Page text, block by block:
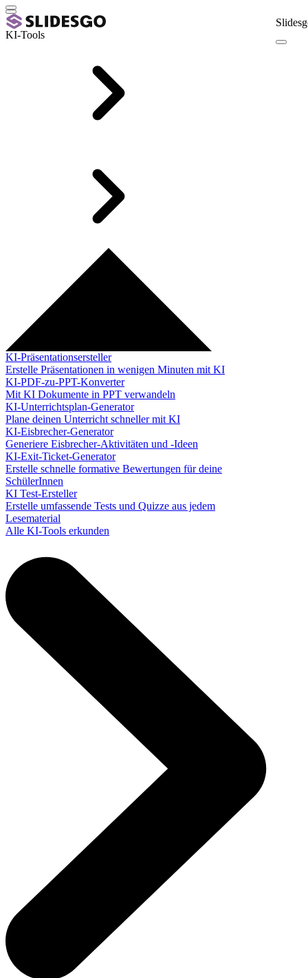
KI-Tools
KI-Präsentationsersteller
Erstelle Präsentationen in wenigen Minuten mit KI
KI-PDF-zu-PPT-Konverter
Mit KI Dokumente in PPT verwandeln
KI-Unterrichtsplan-Generator
Plane deinen Unterricht schneller mit KI
KI-Eisbrecher-Generator
Generiere Eisbrecher-Aktivitäten und -Ideen
KI-Exit-Ticket-Generator
Erstelle schnelle formative Bewertungen für deine
SchülerInnen
KI Test-Ersteller
Erstelle umfassende Tests und Quizze aus jedem
Lesematerial
Alle KI-Tools erkunden